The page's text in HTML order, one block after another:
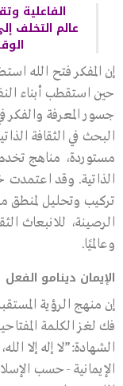
الفاعلية
عالم التخلف
إن المفكر فتح الله
حين استقطب أبناء
جسور المعرفة والفكر
البحث في الثقافة
مستوردة، مناهج
الذاتية. وقد اعتمدت
تركيب وتحليل لمنطق
الرصينة، للانبعاث
وعالميًا.
الإيمان دينامو الفعل
إن منهج الرؤية
فك لغز الكلمة
الشهادة:”لا إله إلا
الإيمانية -حسب